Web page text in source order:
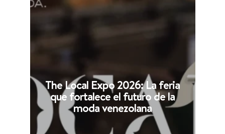
The Local Expo 2026: La feria
que fortalece el futuro de la
moda venezolana